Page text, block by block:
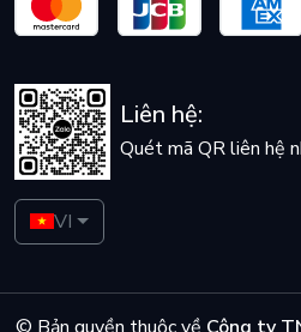
Liên hệ:
Quét mã QR liên hệ
VI